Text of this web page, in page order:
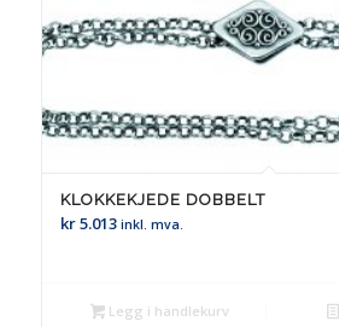
KLOKKEKJEDE DOBBELT
kr5.013 inkl. mva.
Legg i handlekurv